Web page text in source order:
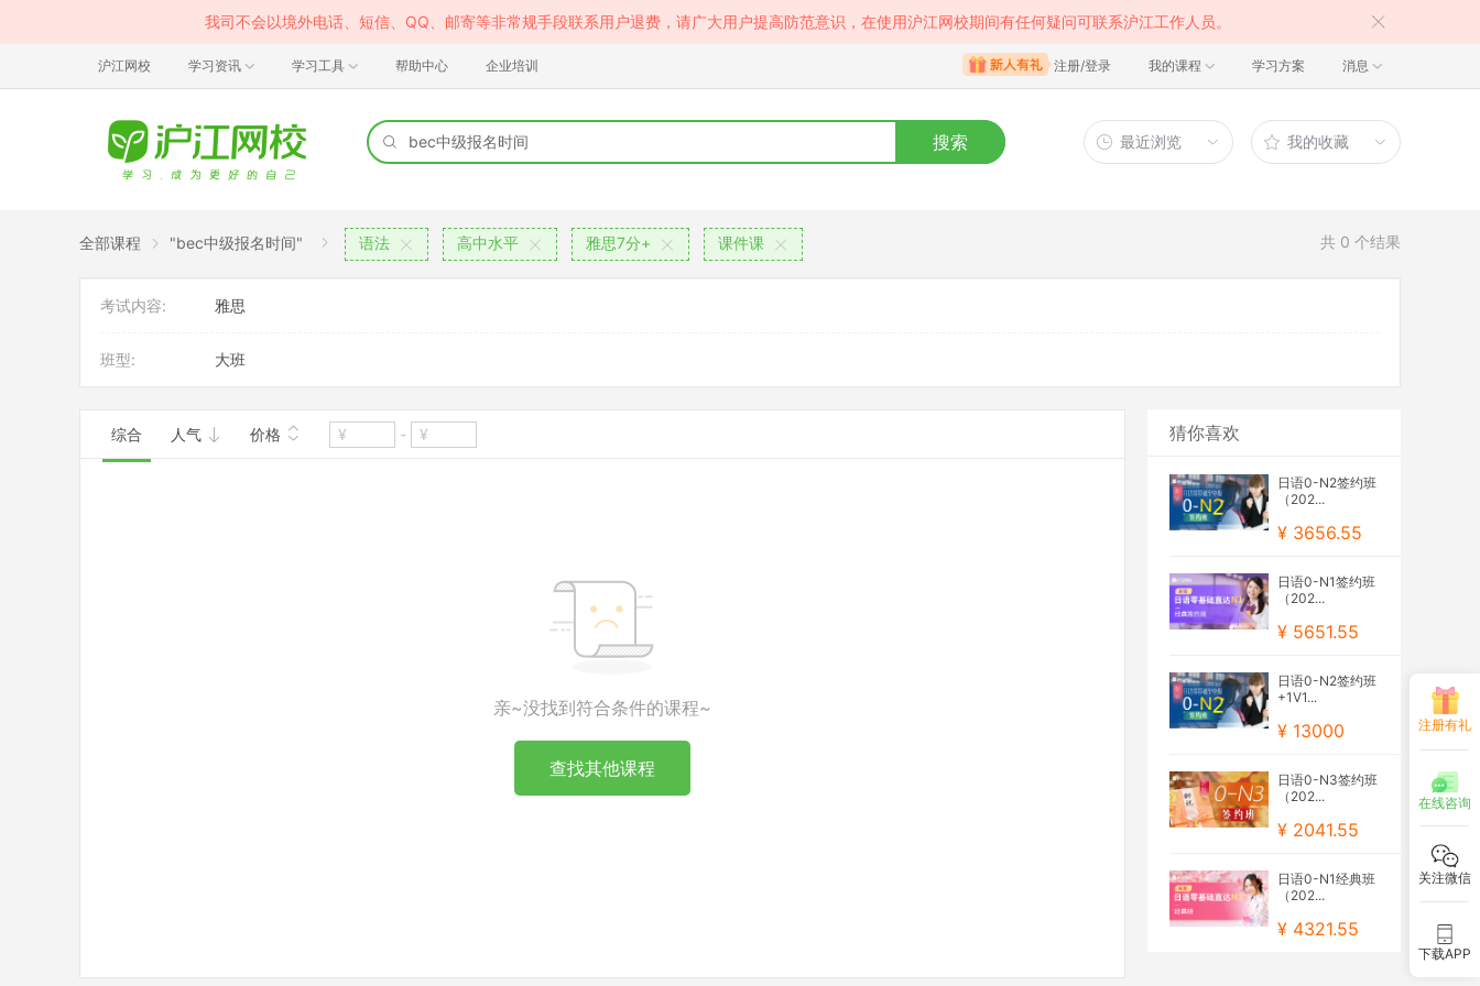
我司不会以境外电话、短信、QQ、邮寄等非常规手段联系用户退费，请广大用户提高防范意识，在使用沪江网校期间有任何疑问可联系沪江工作人员。
沪江网校 学习资讯 学习工具 帮助中心 企业培训 注册/登录 我的课程 学习方案 消息
搜索 最近浏览 我的收藏
全部课程 "bec中级报名时间" 语法 高中水平 雅思7分+ 课件课 共 0 个结果
考试内容: 雅思
班型: 大班
综合 人气 价格 -
亲~没找到符合条件的课程~
查找其他课程
猜你喜欢
日语0-N2签约班
（202...
¥ 3656.55
日语0-N1签约班
（202...
¥ 5651.55
日语0-N2签约班
+1V1...
¥ 13000
日语0-N3签约班
（202...
¥ 2041.55
日语0-N1经典班
（202...
¥ 4321.55
注册有礼
在线咨询
关注微信
下载APP